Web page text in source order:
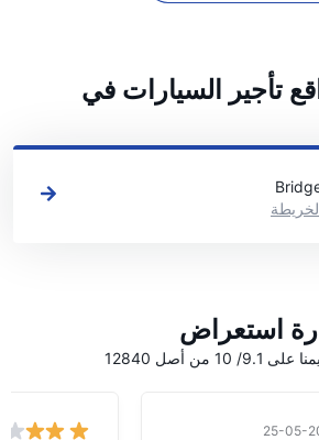
تأجير السيارات في
الرئيسية لدينا في سويندون
استعراض
من أصل 12840
25-05-